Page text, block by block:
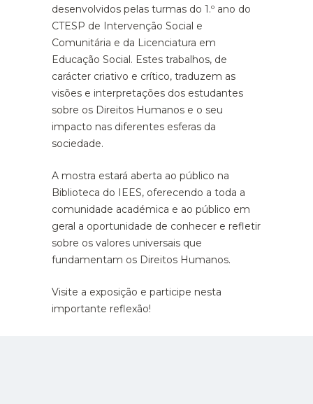
desenvolvidos pelas turmas do 1.º ano do
CTESP de Intervenção Social e
Comunitária e da Licenciatura em
Educação Social. Estes trabalhos, de
carácter criativo e crítico, traduzem as
visões e interpretações dos estudantes
sobre os Direitos Humanos e o seu
impacto nas diferentes esferas da
sociedade.
A mostra estará aberta ao público na
Biblioteca do IEES, oferecendo a toda a
comunidade académica e ao público em
geral a oportunidade de conhecer e refletir
sobre os valores universais que
fundamentam os Direitos Humanos.
Visite a exposição e participe nesta
importante reflexão!